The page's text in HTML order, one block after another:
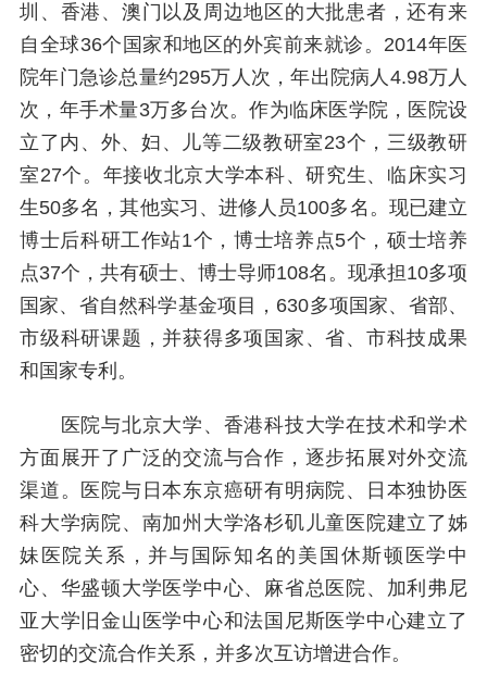
圳、香港、澳门以及周边地区的大批患者，还有来
自全球36个国家和地区的外宾前来就诊。2014年医
院年门急诊总量约295万人次，年出院病人4.98万人
次，年手术量3万多台次。作为临床医学院，医院设
立了内、外、妇、儿等二级教研室23个，三级教研
室27个。年接收北京大学本科、研究生、临床实习
生50多名，其他实习、进修人员100多名。现已建立
博士后科研工作站1个，博士培养点5个，硕士培养
点37个，共有硕士、博士导师108名。现承担10多项
国家、省自然科学基金项目，630多项国家、省部、
市级科研课题，并获得多项国家、省、市科技成果
和国家专利。
医院与北京大学、香港科技大学在技术和学术
方面展开了广泛的交流与合作，逐步拓展对外交流
渠道。医院与日本东京癌研有明病院、日本独协医
科大学病院、南加州大学洛杉矶儿童医院建立了姊
妹医院关系，并与国际知名的美国休斯顿医学中
心、华盛顿大学医学中心、麻省总医院、加利弗尼
亚大学旧金山医学中心和法国尼斯医学中心建立了
密切的交流合作关系，并多次互访增进合作。